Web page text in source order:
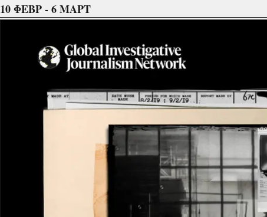
10 ΦΕΒΡ - 6 ΜΑΡΤ